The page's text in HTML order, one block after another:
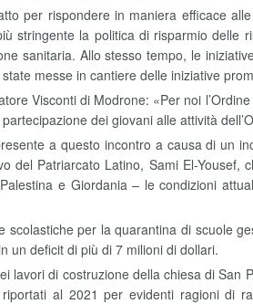
per rispondere in maniera efficace
stringente la politica di risparmio
sanitaria. Allo stesso tempo, le
messe in cantiere delle iniziative
Visconti di Modrone: «Per noi
dei giovani alle attività
a questo incontro a causa di un
del Patriarcato Latino, Sami El-
e Giordania – le condizioni
per la quarantina di scuole
un deficit di più di 7 milioni di dollari.
lavori di costruzione della chiesa di
al 2021 per evidenti ragioni di